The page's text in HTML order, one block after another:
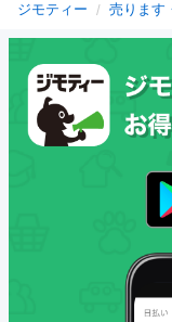
ジモティー 売ります